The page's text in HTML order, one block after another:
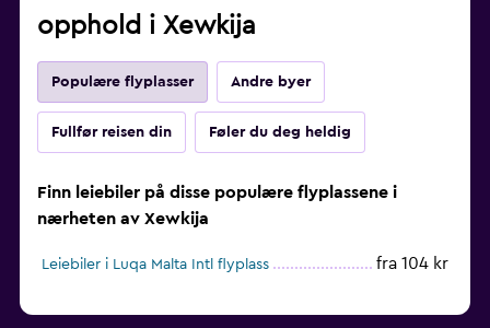
opphold i Xewkija
Populære flyplasser Andre byer
Fullfør reisen din Føler du deg heldig
Finn leiebiler på disse populære flyplassene i
nærheten av Xewkija
Leiebiler i Luqa Malta Intl flyplass fra 104 kr